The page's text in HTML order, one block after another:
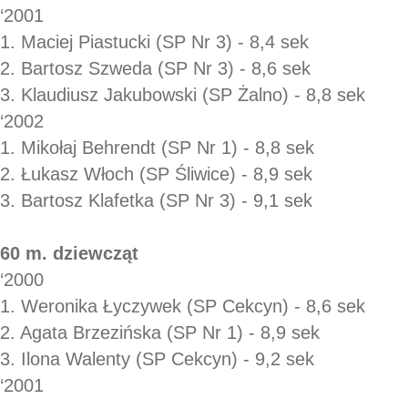
‘2001
1. Maciej Piastucki (SP Nr 3) - 8,4 sek
2. Bartosz Szweda (SP Nr 3) - 8,6 sek
3. Klaudiusz Jakubowski (SP Żalno) - 8,8 sek
‘2002
1. Mikołaj Behrendt (SP Nr 1) - 8,8 sek
2. Łukasz Włoch (SP Śliwice) - 8,9 sek
3. Bartosz Klafetka (SP Nr 3) - 9,1 sek
60 m. dziewcząt
‘2000
1. Weronika Łyczywek (SP Cekcyn) - 8,6 sek
2. Agata Brzezińska (SP Nr 1) - 8,9 sek
3. Ilona Walenty (SP Cekcyn) - 9,2 sek
‘2001